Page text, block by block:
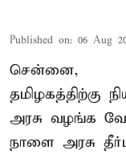
Published on: 06 Aug
சென்னை,
தமிழகத்திற்கு
அரசு வழங்க
நாளை அரசு